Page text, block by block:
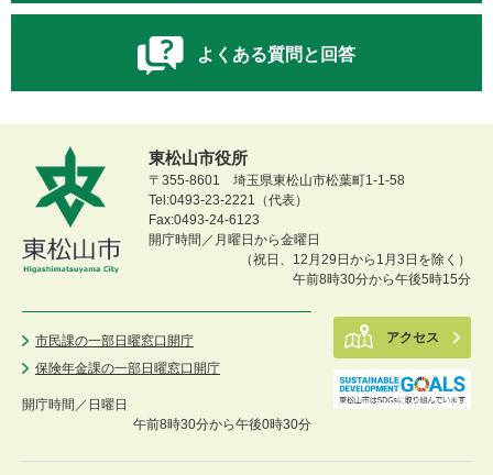
よくある質問と回答
東松山市役所
〒355-8601 埼玉県東松山市松葉町1-1-58
Tel:0493-23-2221（代表）
Fax:0493-24-6123
開庁時間／月曜日から金曜日
（祝日、12月29日から1月3日を除く）
午前8時30分から午後5時15分
市民課の一部日曜窓口開庁
保険年金課の一部日曜窓口開庁
開庁時間／ 日曜日
午前8時30分から午後0時30分
アクセス